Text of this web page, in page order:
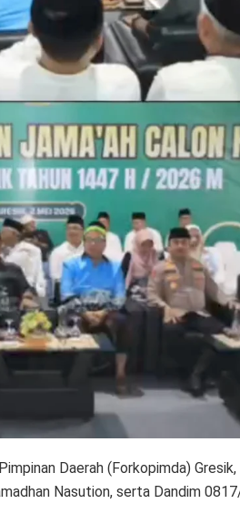
Daerah (Forkopimda)
Nasution, serta Dandim